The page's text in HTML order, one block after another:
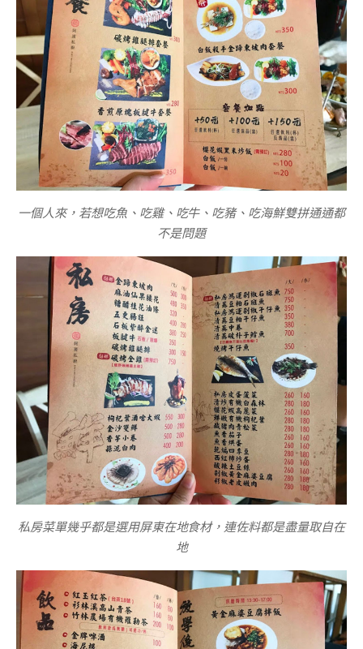
一個人來，若想吃魚、吃雞、吃牛、吃豬、吃海鮮雙拼通通都
不是問題
私房菜單幾乎都是選用屏東在地食材，連佐料都是盡量取自在
地